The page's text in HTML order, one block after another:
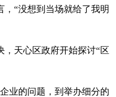
“没想到当场就给了我明
，天心区政府开始探讨“区
业的问题，到举办细分的